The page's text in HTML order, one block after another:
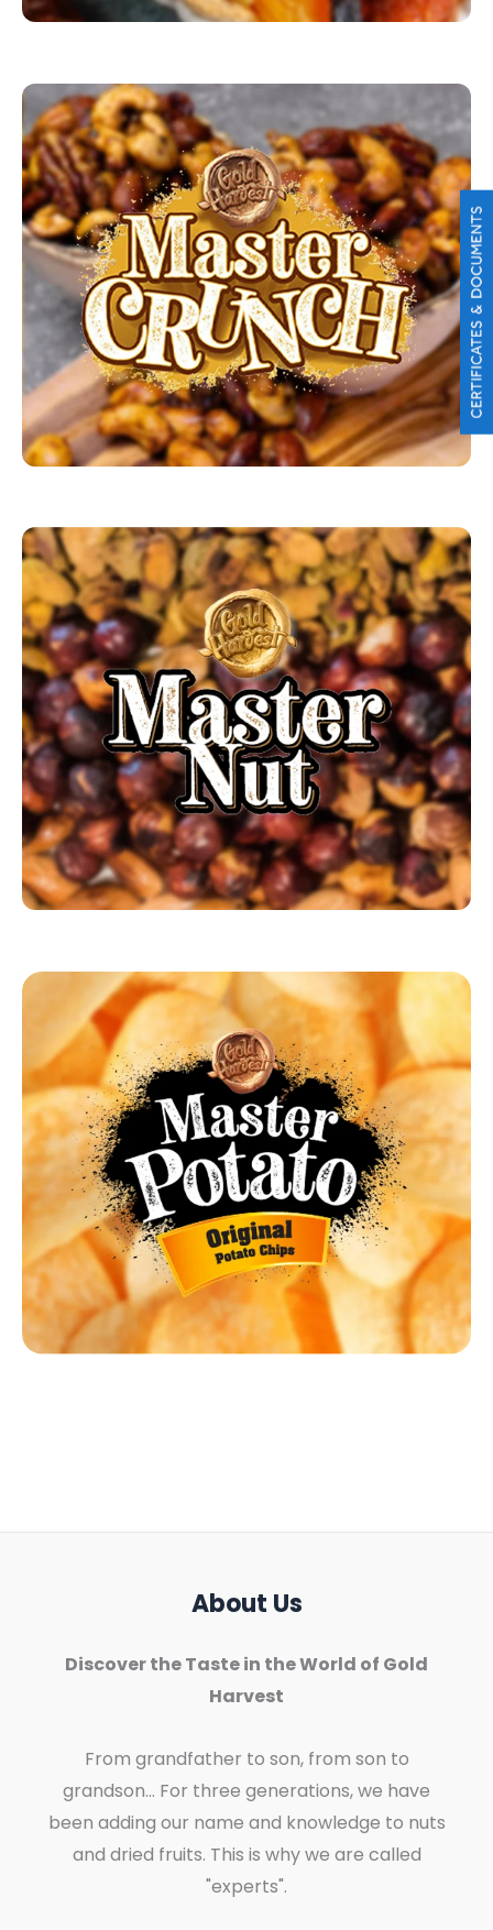
About Us
Discover the Taste in the World of Gold
Harvest
From grandfather to son, from son to
grandson... For three generations, we have
been adding our name and knowledge to nuts
and dried fruits. This is why we are called
"experts".